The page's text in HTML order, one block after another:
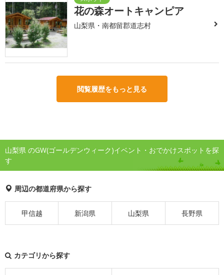
花の森オートキャンピア
山梨県・南都留郡道志村
閲覧履歴をもっと見る
山梨県 のGW(ゴールデンウィーク)イベント・おでかけスポットを探
す
周辺の都道府県から探す
甲信越 新潟県 山梨県 長野県
カテゴリから探す